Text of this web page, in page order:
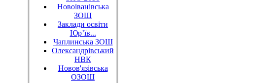
Новоіванівська
ЗОШ
Заклади освіти
Юр’їв...
Чаплинська ЗОШ
Олександрівський
НВК
Новов'язівська
ОЗОШ